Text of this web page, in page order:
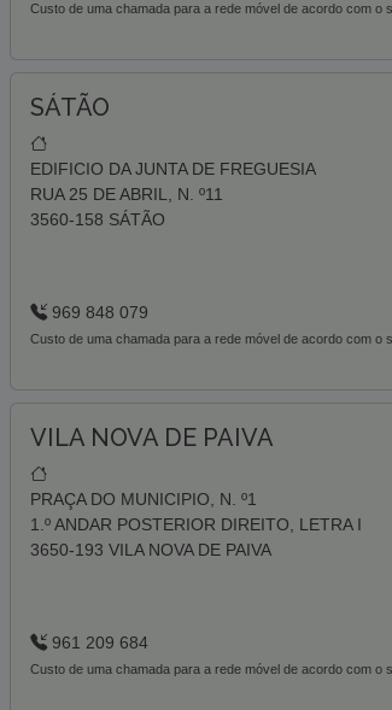
Custo de uma chamada para a rede móvel de acordo com o
SÁTÃO
EDIFICIO DA JUNTA DE FREGUESIA
RUA 25 DE ABRIL, N. º11
3560-158 SÁTÃO
969 848 079
Custo de uma chamada para a rede móvel de acordo com o
VILA NOVA DE PAIVA
PRAÇA DO MUNICIPIO, N. º1
1.º ANDAR POSTERIOR DIREITO, LETRA I
3650-193 VILA NOVA DE PAIVA
961 209 684
Custo de uma chamada para a rede móvel de acordo com o